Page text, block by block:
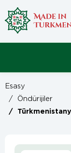
Esasy
/
Öndürijiler
/ Türkmenistanyň